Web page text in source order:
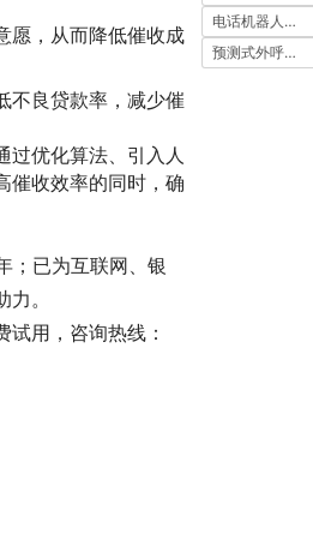
愿，从而降低催收成
不良贷款率，减少催
过优化算法、引入人
催收效率的同时，确
；已为互联网、银
。
用，咨询热线：
电话机器人外呼
预测式外呼系统